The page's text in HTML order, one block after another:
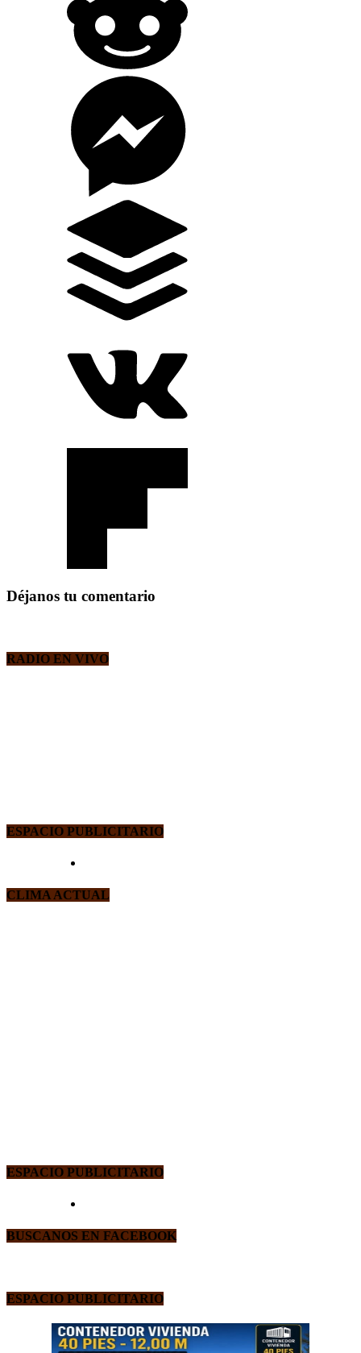
Déjanos tu comentario
RADIO EN VIVO
ESPACIO PUBLICITARIO
CLIMA ACTUAL
ESPACIO PUBLICITARIO
BUSCANOS EN FACEBOOK
ESPACIO PUBLICITARIO